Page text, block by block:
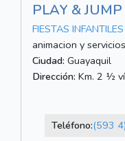
PLAY & JUMP
FIESTAS INFANTILES
animacion y
Ciudad: Guayaquil
Dirección: Km. 2 ½
Teléfono:(593